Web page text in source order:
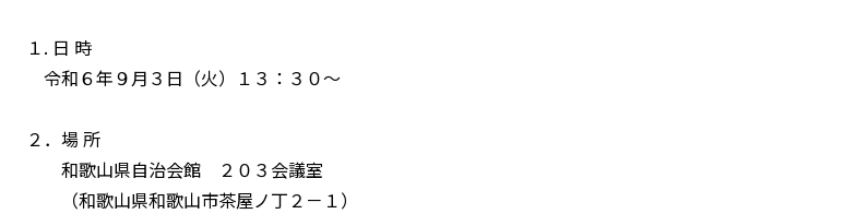
１. 日 時
令和６年９月３日（火）１３：３０～
２．場 所
和歌山県自治会館 ２０３会議室
（和歌山県和歌山市茶屋ノ丁２－１）